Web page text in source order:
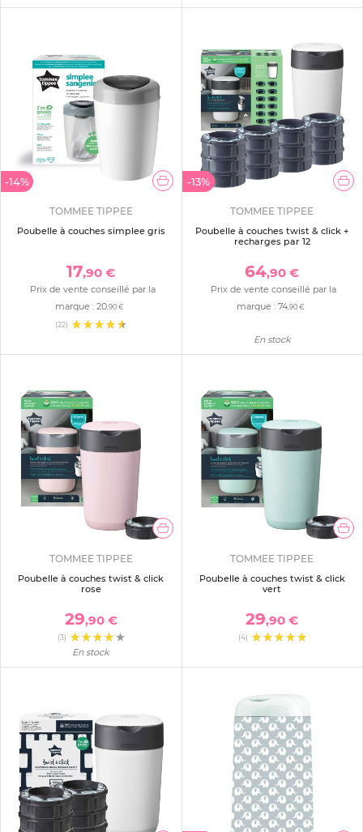
-14%
TOMMEE TIPPEE
Poubelle à couches simplee gris
17,90 €
Prix de vente conseillé par la
marque : 20,90 €
(22)
-13%
TOMMEE TIPPEE
Poubelle à couches twist & click +
recharges par 12
64,90 €
Prix de vente conseillé par la
marque : 74,90 €
En stock
TOMMEE TIPPEE
Poubelle à couches twist & click
rose
29,90 €
(3)
En stock
TOMMEE TIPPEE
Poubelle à couches twist & click
vert
29,90 €
(4)